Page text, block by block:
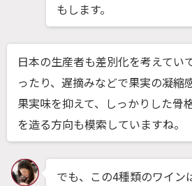
もします。
日本の生産者も差別化を考えてい
ったり、遅摘みなどで果実の凝縮
果実味を抑えて、しっかりした骨
を造る方向も模索していますね。
でも、この4種類のワイン